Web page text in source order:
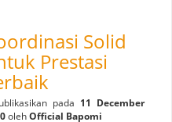
Solid
Prestasi
pada 11 December
olehOfficial Bapomi